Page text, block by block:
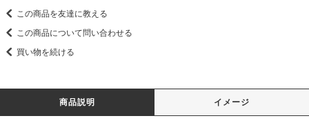
この商品を友達に教える
この商品について問い合わせる
買い物を続ける
商品説明 イメージ